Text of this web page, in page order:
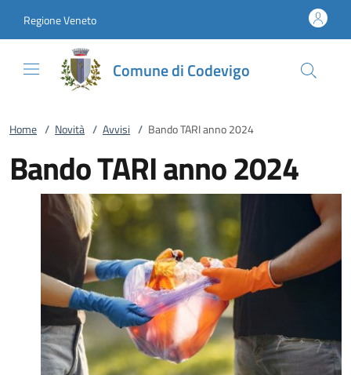
Regione Veneto
Comune di Codevigo
Home / Novità / Avvisi / Bando TARI anno 2024
Bando TARI anno 2024